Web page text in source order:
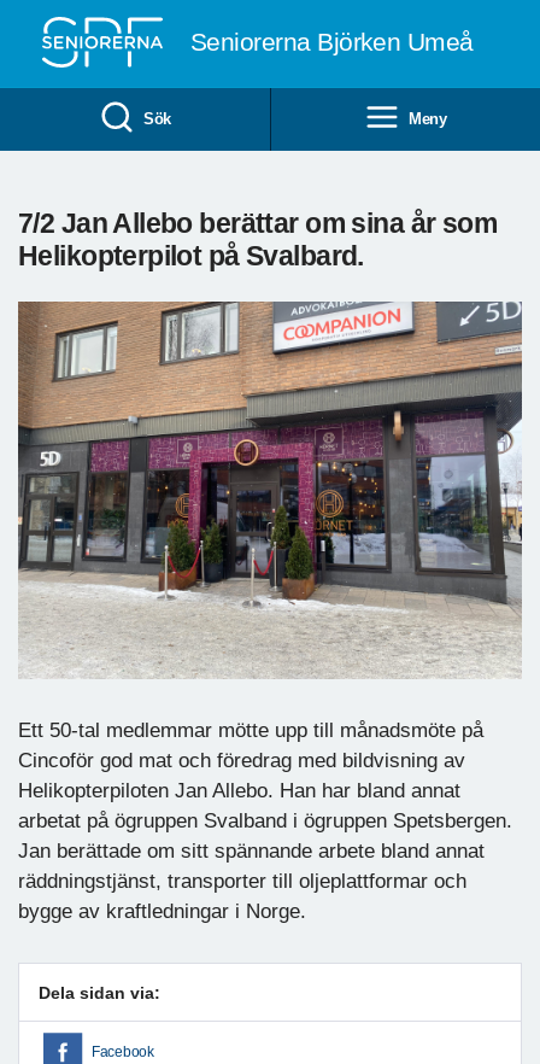
Seniorerna Björken Umeå
Sök Meny
7/2 Jan Allebo berättar om sina år som
Helikopterpilot på Svalbard.
Ett 50-tal medlemmar mötte upp till månadsmöte på
Cincoför god mat och föredrag med bildvisning av
Helikopterpiloten Jan Allebo. Han har bland annat
arbetat på ögruppen Svalband i ögruppen Spetsbergen.
Jan berättade om sitt spännande arbete bland annat
räddningstjänst, transporter till oljeplattformar och
bygge av kraftledningar i Norge.
Dela sidan via:
Facebook